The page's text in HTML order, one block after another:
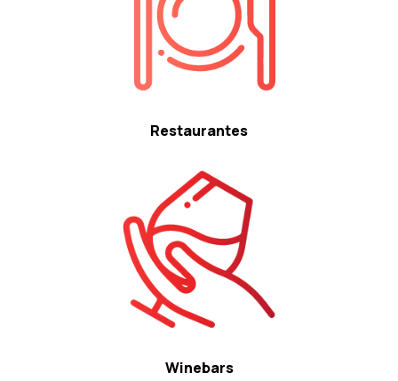
Restaurantes
Winebars